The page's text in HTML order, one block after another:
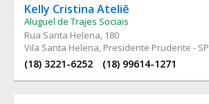
Kelly Cristina Ateliê
Aluguel de Trajes Sociais
Rua Santa Helena, 180
Vila Santa Helena, Presidente Prudente - SP
(18) 3221-6252 (18) 99614-1271